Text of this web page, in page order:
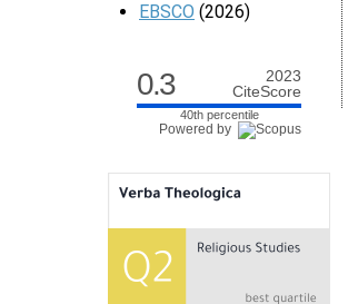
EBSCO (2026)
0.3
2023
CiteScore
40th percentile
Powered by